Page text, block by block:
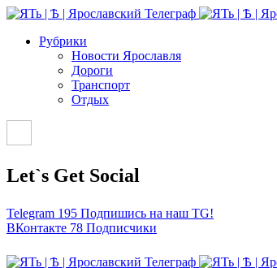
Рубрики
Новости Ярославля
Дороги
Транспорт
Отдых
Let`s Get Social
Telegram 195 Подпишись на наш TG!
ВКонтакте 78 Подписчики